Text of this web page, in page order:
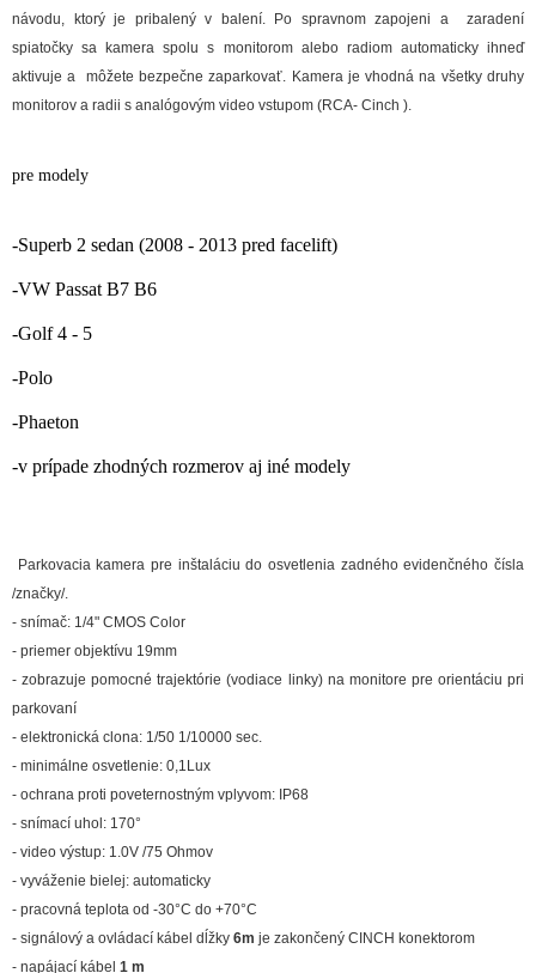
návodu, ktorý je pribalený v balení. Po spravnom zapojeni a zaradení
spiatočky sa kamera spolu s monitorom alebo radiom automaticky ihneď
aktivuje a môžete bezpečne zaparkovať. Kamera je vhodná na všetky druhy
monitorov a radii s analógovým video vstupom (RCA- Cinch ).
pre modely
-Superb 2 sedan (2008 - 2013 pred facelift)
-VW Passat B7 B6
-Golf 4 - 5
-Polo
-Phaeton
-v prípade zhodných rozmerov aj iné modely
Parkovacia kamera pre inštaláciu do osvetlenia zadného evidenčného čísla
/značky/.
- snímač: 1/4" CMOS Color
- priemer objektívu 19mm
- zobrazuje pomocné trajektórie (vodiace linky) na monitore pre orientáciu pri
parkovaní
- elektronická clona: 1/50 1/10000 sec.
- minimálne osvetlenie: 0,1Lux
- ochrana proti poveternostným vplyvom: IP68
- snímací uhol: 170°
- video výstup: 1.0V /75 Ohmov
- vyváženie bielej: automaticky
- pracovná teplota od -30°C do +70°C
- signálový a ovládací kábel dĺžky 6m je zakončený CINCH konektorom
- napájací kábel 1 m